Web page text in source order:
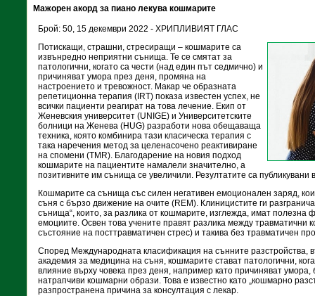
Мажорен акорд за пиано лекува кошмарите
Брой: 50, 15 декември 2022 - ХРИПЛИВИЯТ ГЛАС
Потискащи, страшни, стресиращи – кошмарите са
извънредно неприятни сънища. Те се смятат за
патологични, когато са чести (над един път седмично) и
причиняват умора през деня, промяна на
настроението и тревожност. Макар че образната
репетиционна терапия (IRT) показа известен успех, не
всички пациенти реагират на това лечение. Екип от
Женевския университет (UNIGE) и Университетските
болници на Женева (HUG) разработи нова обещаваща
техника, която комбинира тази класическа терапия с
така наречения метод за целенасочено реактивиране
на спомени (TMR). Благодарение на новия подход
кошмарите на пациентите намалели значително, а
позитивните им сънища се увеличили. Резултатите са публикувани
Кошмарите са сънища със силен негативен емоционален заряд,
съня с бързо движение на очите (REM). Клиницистите ги
сънища“, които, за разлика от кошмарите, изглежда, имат полезна
емоциите. Освен това учените правят разлика между травматични
състояние на посттравматичен стрес) и такива без травматичен
Според Международната класификация на сънните разстройства,
академия за медицина на съня, кошмарите стават патологични,
влияние върху човека през деня, например като причиняват
натрапчиви кошмарни образи. Това е известно като „кошмарно
разпространена причина за консултация с лекар.